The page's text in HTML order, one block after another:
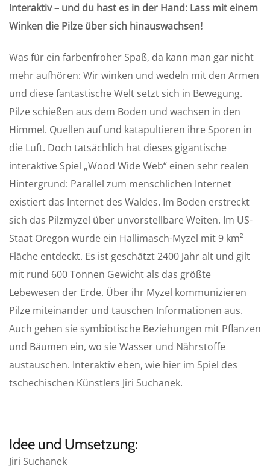
y
e
t
g
s
Interaktiv – und du hast es in der Hand: Lass mit einem
Winken die Pilze über sich hinauswachsen!
Was für ein farbenfroher Spaß, da kann man gar nicht
mehr aufhören: Wir winken und wedeln mit den Armen
und diese fantastische Welt setzt sich in Bewegung.
Pilze schießen aus dem Boden und wachsen in den
Himmel. Quellen auf und katapultieren ihre Sporen in
die Luft. Doch tatsächlich hat dieses gigantische
interaktive Spiel „Wood Wide Web“ einen sehr realen
Hintergrund: Parallel zum menschlichen Internet
existiert das Internet des Waldes. Im Boden erstreckt
sich das Pilzmyzel über unvorstellbare Weiten. Im US-
Staat Oregon wurde ein Hallimasch-Myzel mit 9 km²
Fläche entdeckt. Es ist geschätzt 2400 Jahr alt und gilt
mit rund 600 Tonnen Gewicht als das größte
Lebewesen der Erde. Über ihr Myzel kommunizieren
Pilze miteinander und tauschen Informationen aus.
Auch gehen sie symbiotische Beziehungen mit Pflanzen
und Bäumen ein, wo sie Wasser und Nährstoffe
austauschen. Interaktiv eben, wie hier im Spiel des
tschechischen Künstlers Jiri Suchanek.
Idee und Umsetzung:
Jiri Suchanek